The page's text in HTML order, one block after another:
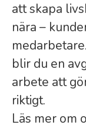
att skapa
nära –
blir du en
arbete att
riktigt.
Läs mer om